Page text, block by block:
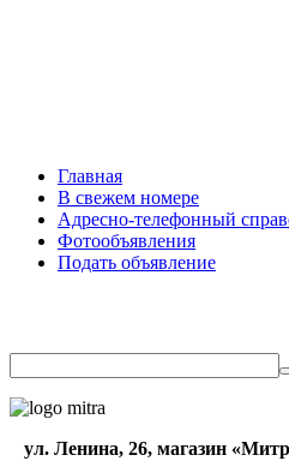
Главная
В свежем номере
Адресно-телефонный
Фотообъявления
Подать объявление
ул. Ленина, 26, магазин